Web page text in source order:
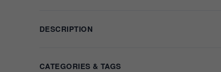
DESCRIPTION
CATEGORIES & TAGS